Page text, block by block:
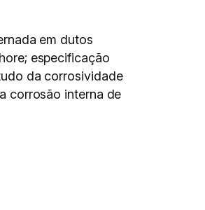
em dutos
especificação
da corrosividade
corrosão interna de